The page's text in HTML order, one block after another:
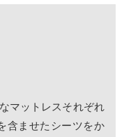
マットレスそれぞれ
含ませたシーツをか